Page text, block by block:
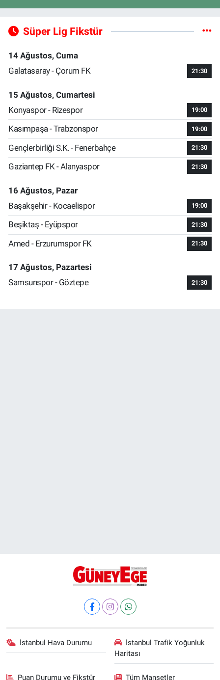
Süper Lig Fikstür
14 Ağustos, Cuma
Galatasaray - Çorum FK
21:30
15 Ağustos, Cumartesi
Konyaspor - Rizespor
19:00
Kasımpaşa - Trabzonspor 19:00
Gençlerbirliği S.K. - Fenerbahçe 21:30
Gaziantep FK - Alanyaspor 21:30
16 Ağustos, Pazar
Başakşehir - Kocaelispor
19:00
Beşiktaş - Eyüpspor 21:30
Amed - Erzurumspor FK 21:30
17 Ağustos, Pazartesi
Samsunspor - Göztepe
21:30
İstanbul Hava Durumu
İstanbul Trafik Yoğunluk
Haritası
Puan Durumu ve Fikstür Tüm Manşetler